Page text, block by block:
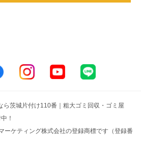
茨城片付け110番｜粗大ゴミ回収・ゴミ屋
！
ーケティング株式会社の登録商標です（登録番